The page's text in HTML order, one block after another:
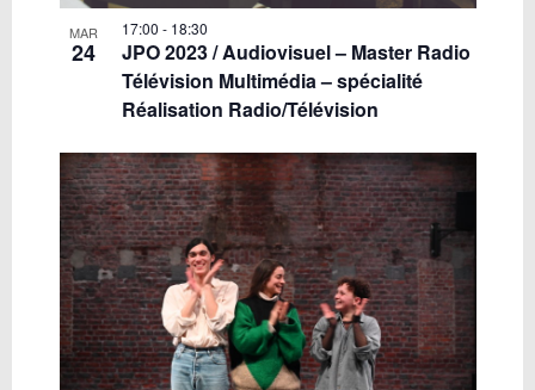
MAR
24
17:00 - 18:30
JPO 2023 / Audiovisuel – Master Radio
Télévision Multimédia – spécialité
Réalisation Radio/Télévision